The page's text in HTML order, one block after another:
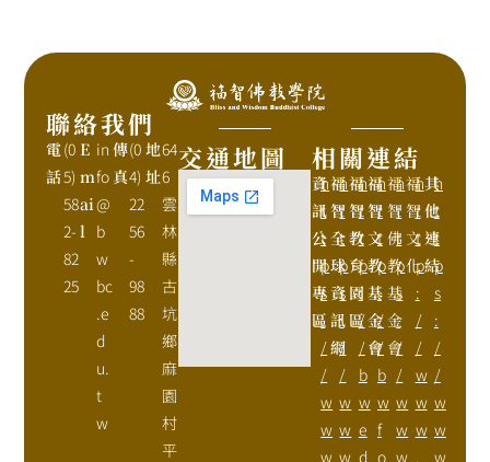
聯絡我們
電
話
(0
5)
58
2-
82
25
E
m
ai
l
in
fo
@
b
w
bc
.e
d
u.
t
w
傳
真
(0
4)
22
56
-
98
88
地
址
64
6
雲
林
縣
古
坑
鄉
麻
園
村
平
交通地圖 相關連結
資
訊
公
開
專
區
h
t
t
p
s
:
/
/
w
w
w
福
智
全
球
資
訊
網
h
t
t
p
s
:
/
/
w
w
w
福
智
教
育
園
區
h
t
t
p
:
/
/
b
w
e
d
福
智
文
教
基
金
會
h
t
t
p
:
/
/
b
w
f
o
福
智
佛
教
基
金
會
h
t
t
p
s
:
/
/
w
w
w
福
智
文
化
h
t
t
p
:
/
/
w
w
w
.
其
他
連
結
h
t
t
p
s
:
/
/
w
w
w